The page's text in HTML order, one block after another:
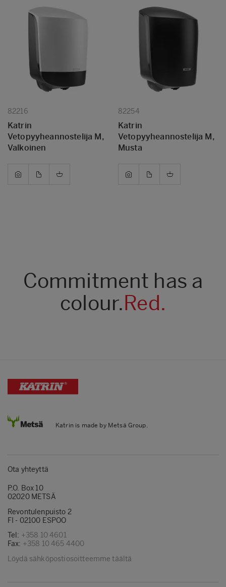
82216
Katrin
Vetopyyheannostelija M,
Valkoinen
82254
Katrin
Vetopyyheannostelija M,
Musta
Commitment has a
colour.Red.
Katrin is made by Metsä Group.
Ota yhteyttä
P.O. Box 10
02020 METSÄ
Revontulenpuisto 2
FI - 02100 ESPOO
Tel: +358 10 4601
Fax: +358 10 465 4400
Löydä sähköpostiosoitteemme täältä